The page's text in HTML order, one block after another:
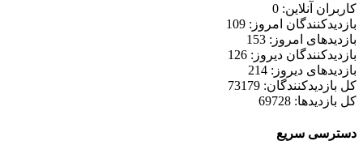
کاربران آنلاین: 0
بازدیدکنندگان امروز: 109
بازدیدهای امروز: 153
بازدیدکنندگان دیروز: 126
بازدیدهای دیروز: 214
کل بازدیدکنند‌گان: 73179
کل بازدیدها: 69728
دسترسی سریع